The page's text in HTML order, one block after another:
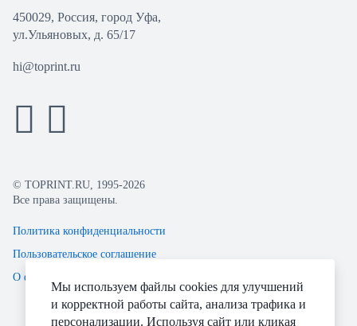
450029, Россия, город Уфа,
ул.Ульяновых, д. 65/17
hi@toprint.ru
© TOPRINT.RU, 1995-2026
Все права защищены.
Политика конфиденциальности
Пользовательское соглашение
О файлах Cookie
Мы используем файлы cookies для улучшений
и корректной работы сайта, анализа трафика и
персонализации. Используя сайт или кликая